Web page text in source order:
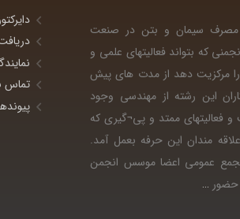
مصرف سیمان و بتن در صنعت
که بتواند فعالیتهای علمی و
را مرکزیت دهد از مدت های پیش
این رشته از مهندسی وجود
فعالیتهای ممتد و پی¬گیری که
مندان این حرفه بعمل آمد.
مجمع عمومی اعضا موسس انجمن
…
تماس